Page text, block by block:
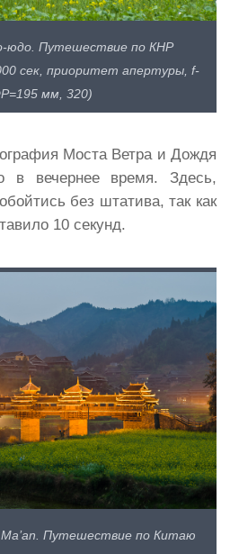
юдо. Путешествие по КНР
сек, приоритет апертуры, f-
мм, 320)
Моста Ветра и Дождя
в вечернее время. Здесь,
без штатива, так как
10 секунд.
Ma’an. Путешествие по Китаю